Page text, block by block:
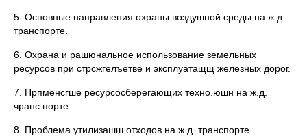
5. Основные направления охраны воздушной среды на ж.д.
транспорте.
6. Охрана и рашюнальное использование земельных
ресурсов при стрсжгелъетве и эксплуатащщ железных дорог.
7. Прпменсгше ресурсосберегающих техно.юшн на ж.д.
чранс порте.
8. Проблема утилизашш отходов на ж.д. транспорте.